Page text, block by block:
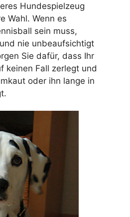
Hundespielzeug
Wahl. Wenn es
sein muss,
nie unbeaufsichtigt
Sie dafür, dass Ihr
keinen Fall zerlegt und
oder ihn lange in